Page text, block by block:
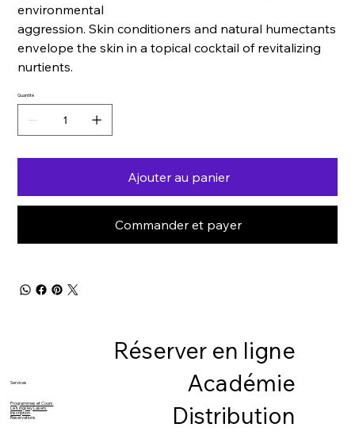
environmental
aggression. Skin conditioners and natural humectants
envelope the skin in a topical cocktail of revitalizing
nurtients.
Quantité
Ajouter au panier
Commander et payer
Réserver en ligne
Académie
Distribution
Services
Programmes et Cours
Le Kingsley Lasers
Inscription
Réservations